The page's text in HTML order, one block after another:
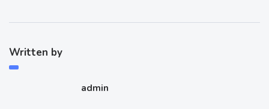
Written by
admin